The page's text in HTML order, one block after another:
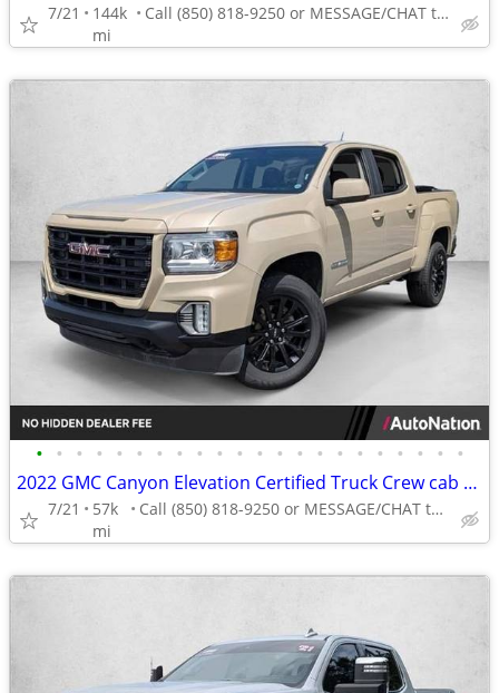
7/21
144k
mi
Call (850) 818-9250 or MESSAGE/CHAT to confirm availability
• • • • • • • • • • • • • • • • • • • • • •
2022 GMC Canyon Elevation Certified Truck Crew cab AUTONATION
7/21
57k
mi
Call (850) 818-9250 or MESSAGE/CHAT to confirm availability